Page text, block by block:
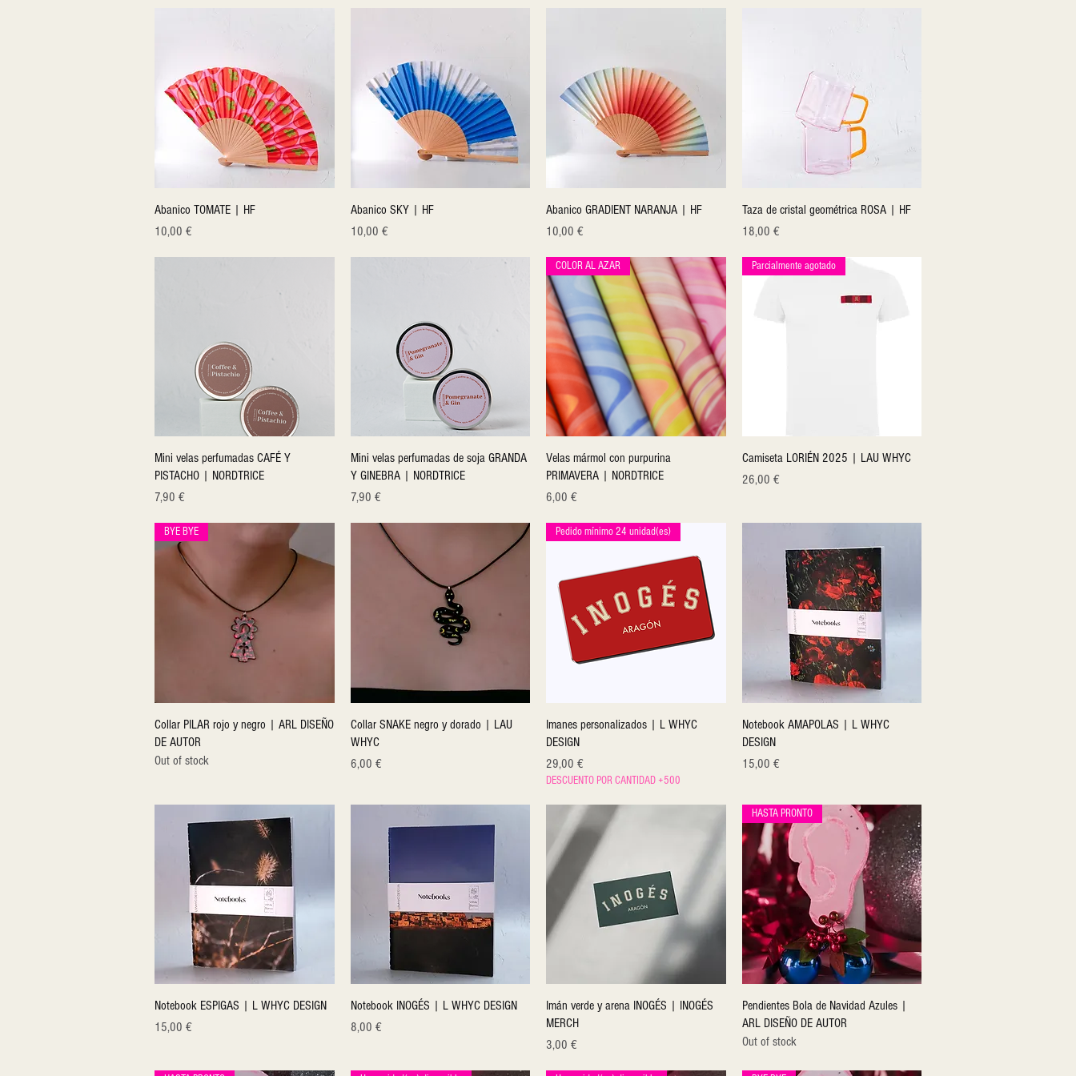
Quick View
Abanico TOMATE | HF
Price
10,00 €
Quick View
Abanico SKY | HF
Price
10,00 €
Quick View
Abanico GRADIENT NARANJA | HF
Price
10,00 €
Quick View
Taza de cristal geométrica ROSA | HF
Price
18,00 €
Quick View
Mini velas perfumadas CAFÉ Y
PISTACHO | NORDTRICE
Price
7,90 €
Quick View
Mini velas perfumadas de soja GRANDA
Y GINEBRA | NORDTRICE
Price
7,90 €
Quick View
COLOR AL AZAR
Velas mármol con purpurina
PRIMAVERA | NORDTRICE
Price
6,00 €
Quick View
Parcialmente agotado
Camiseta LORIÉN 2025 | LAU WHYC
Price
26,00 €
Quick View
BYE BYE
Collar PILAR rojo y negro | ARL DISEÑO
DE AUTOR
Out of stock
Quick View
Collar SNAKE negro y dorado | LAU
WHYC
Price
6,00 €
Quick View
Pedido mínimo 24 unidad(es)
Imanes personalizados | L WHYC
DESIGN
Price
29,00 €
DESCUENTO POR CANTIDAD +500
Quick View
Notebook AMAPOLAS | L WHYC
DESIGN
Price
15,00 €
Quick View
Notebook ESPIGAS | L WHYC DESIGN
Price
15,00 €
Quick View
Notebook INOGÉS | L WHYC DESIGN
Price
8,00 €
Quick View
Imán verde y arena INOGÉS | INOGÉS
MERCH
Price
3,00 €
Quick View
HASTA PRONTO
Pendientes Bola de Navidad Azules |
ARL DISEÑO DE AUTOR
Out of stock